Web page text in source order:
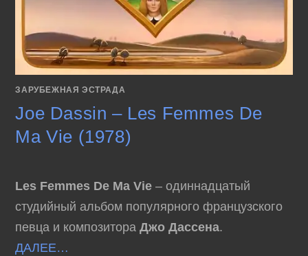
ЗАРУБЕЖНАЯ ЭСТРАДА
Joe Dassin – Les Femmes De
Ma Vie (1978)
Les Femmes De Ma Vie – одиннадцатый
студийный альбом популярного французского
певца и композитораДжо Дассена.
ДАЛЕЕ…